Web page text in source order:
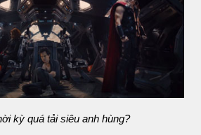
kỳ quá tải siêu anh hùng?